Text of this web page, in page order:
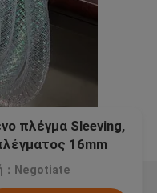
πλέγμα Sleeving,
16mm
：Negotiate